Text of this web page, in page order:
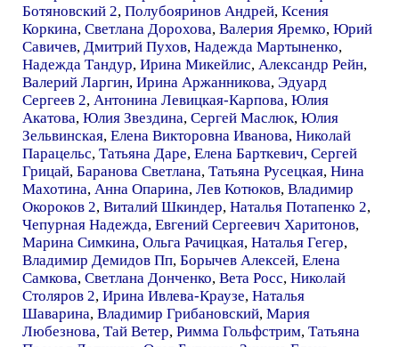
Ботяновский 2, Полубояринов Андрей, Ксения
Коркина, Светлана Дорохова, Валерия Яремко, Юрий
Савичев, Дмитрий Пухов, Надежда Мартыненко,
Надежда Тандур, Ирина Микейлис, Александр Рейн,
Валерий Ларгин, Ирина Аржанникова, Эдуард
Сергеев 2, Антонина Левицкая-Карпова, Юлия
Акатова, Юлия Звездина, Сергей Маслюк, Юлия
Зельвинская, Елена Викторовна Иванова, Николай
Парацельс, Татьяна Даре, Елена Барткевич, Сергей
Грицай, Баранова Светлана, Татьяна Русецкая, Нина
Махотина, Анна Опарина, Лев Котюков, Владимир
Окороков 2, Виталий Шкиндер, Наталья Потапенко 2,
Чепурная Надежда, Евгений Сергеевич Харитонов,
Марина Симкина, Ольга Рачицкая, Наталья Гегер,
Владимир Демидов Пп, Борычев Алексей, Елена
Самкова, Светлана Донченко, Вета Росс, Николай
Столяров 2, Ирина Ивлева-Краузе, Наталья
Шаварина, Владимир Грибановский, Мария
Любезнова, Тай Ветер, Римма Гольфстрим, Татьяна